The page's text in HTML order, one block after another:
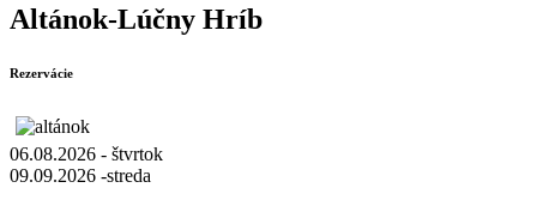
Altánok-Lúčny Hríb
Rezervácie
06.08.2026 - štvrtok
09.09.2026 -streda